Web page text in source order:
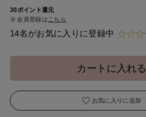
30ポイント還元
会員登録は こちら
14名がお気に入りに登録中
カートに入れる
お気に入りに追加